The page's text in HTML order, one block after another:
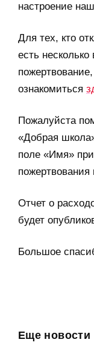
настроение
Для тех, кто
есть несколько
ознакомиться
Пожалуйста
«Добрая
поле «Имя»
Отчет о
будет
Большое
Еще новости